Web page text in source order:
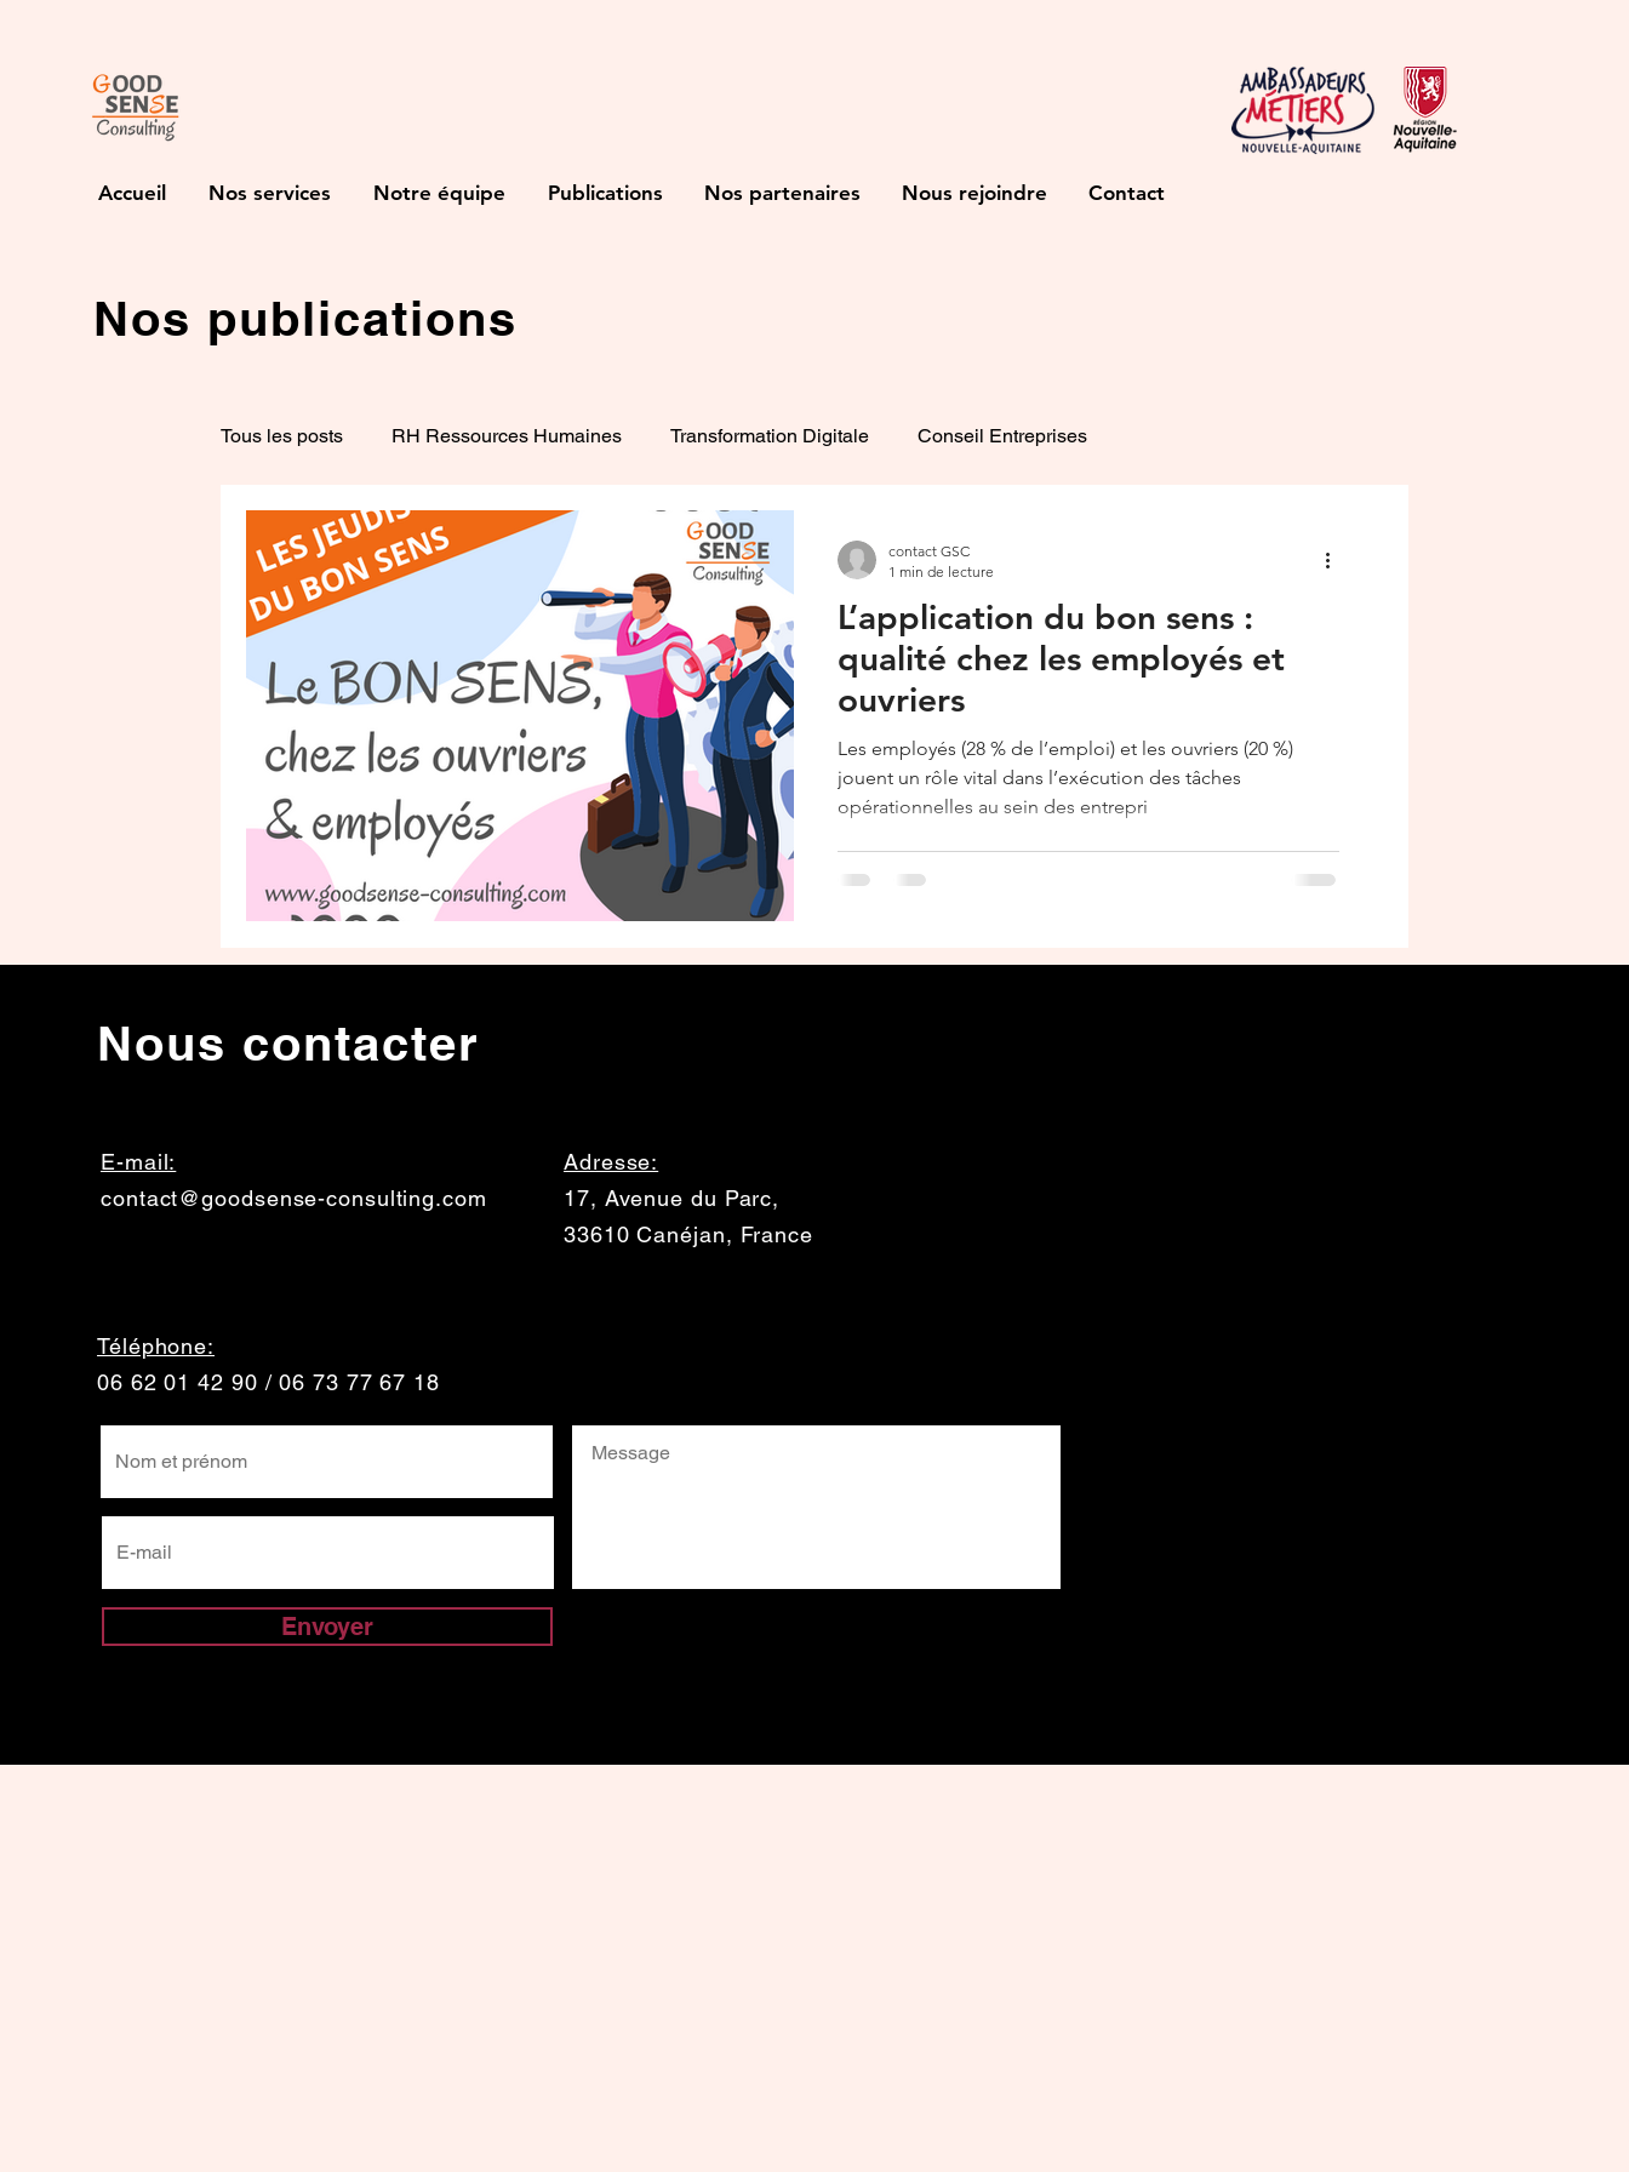
Accueil Nos services Notre équipe Publications Nos partenaires Nous rejoindre Contact
Nos publications
Tous les posts RH Ressources Humaines Transformation Digitale Conseil Entreprises
Developpement commercial Management
L’application du bon sens :
qualité chez les employés et
ouvriers
Les employés (28 % de l’emploi) et les ouvriers (20 %)
jouent un rôle vital dans l’exécution des tâches
opérationnelles au sein des entrepri
contact GSC
1 min de lecture
Nous contacter
E-mail:
contact@goodsense-consulting.com
Adresse:
17, Avenue du Parc,
33610 Canéjan, France
Téléphone:
06 62 01 42 90 / 06 73 77 67 18
Envoyer